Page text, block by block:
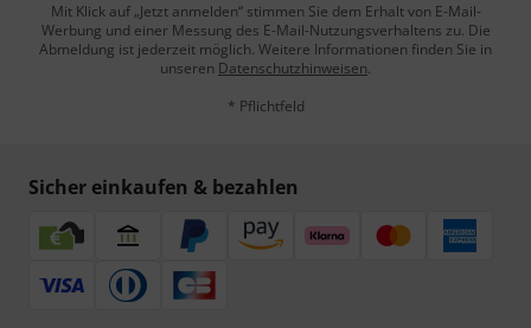
Mit Klick auf „Jetzt anmelden“ stimmen Sie dem Erhalt von E-Mail-
Werbung und einer Messung des E-Mail-Nutzungsverhaltens zu. Die
Abmeldung ist jederzeit möglich. Weitere Informationen finden Sie in
unseren Datenschutzhinweisen.
* Pflichtfeld
Sicher einkaufen & bezahlen